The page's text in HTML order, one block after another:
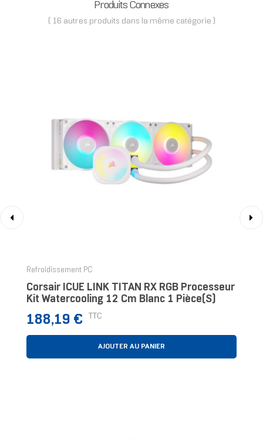
Produits Connexes
( 16 autres produits dans la même catégorie )
Refroidissement PC
Corsair ICUE LINK TITAN RX RGB Processeur
Kit Watercooling 12 Cm Blanc 1 Pièce(s)
Prix
188,19 € TTC
AJOUTER AU PANIER